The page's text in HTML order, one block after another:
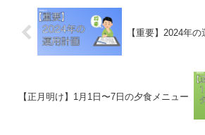
【重要】2024年
【正月明け】1月1日〜7日の夕食メニュー